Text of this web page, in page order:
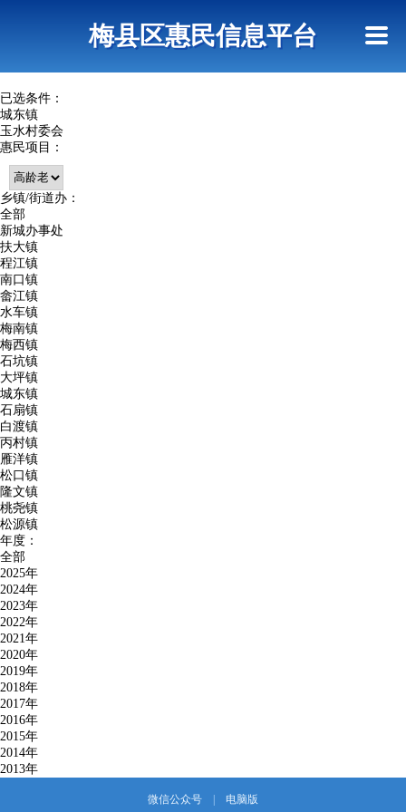
查询指引梅县区惠民信息平台
已选条件：
城东镇
玉水村委会
惠民项目：
乡镇/街道办：
全部
新城办事处
扶大镇
程江镇
南口镇
畲江镇
水车镇
梅南镇
梅西镇
石坑镇
大坪镇
城东镇
石扇镇
白渡镇
丙村镇
雁洋镇
松口镇
隆文镇
桃尧镇
松源镇
年度：
全部
2025年
2024年
2023年
2022年
2021年
2020年
2019年
2018年
2017年
2016年
2015年
2014年
2013年
微信公众号 电脑版